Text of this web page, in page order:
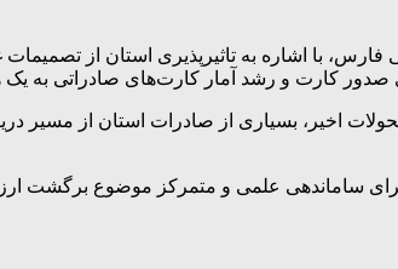
با اشاره به تاثیرپذیری استان از
گذشته، کشور با افت وزنی و ارزشی صادرات مواجه بود و در جریان جنگ ۱۲ روزه و
برای ساماندهی علمی و متمرکز موضوع برگشت